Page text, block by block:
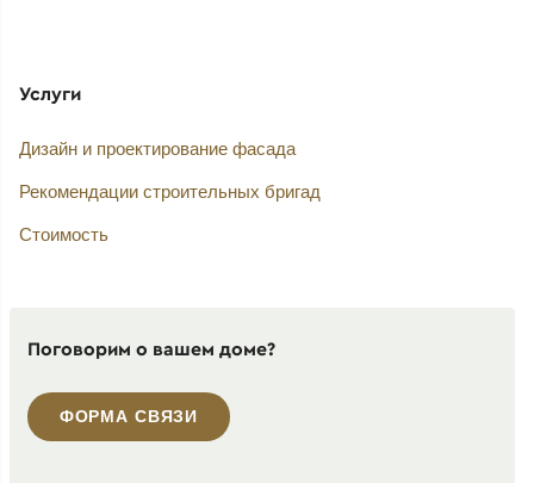
Услуги
Дизайн и проектирование фасада
Рекомендации строительных бригад
Стоимость
Поговорим о вашем доме?
ФОРМА СВЯЗИ